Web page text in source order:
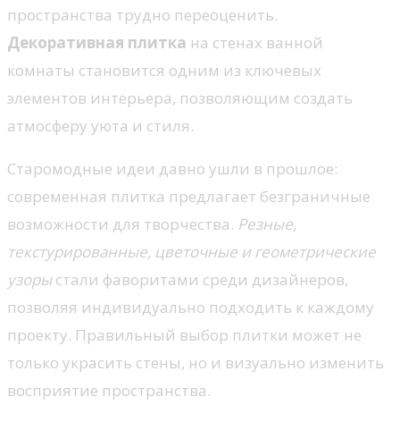
пространства трудно переоценить.
Декоративная плитка на стенах ванной
комнаты становится одним из ключевых
элементов интерьера, позволяющим создать
атмосферу уюта и стиля.
Старомодные идеи давно ушли в прошлое:
современная плитка предлагает безграничные
возможности для творчества. Резные,
текстурированные, цветочные и геометрические
узорыстали фаворитами среди дизайнеров,
позволяя индивидуально подходить к каждому
проекту. Правильный выбор плитки может не
только украсить стены, но и визуально изменить
восприятие пространства.